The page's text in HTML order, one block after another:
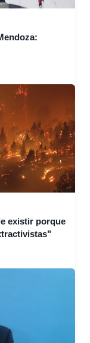
existir porque